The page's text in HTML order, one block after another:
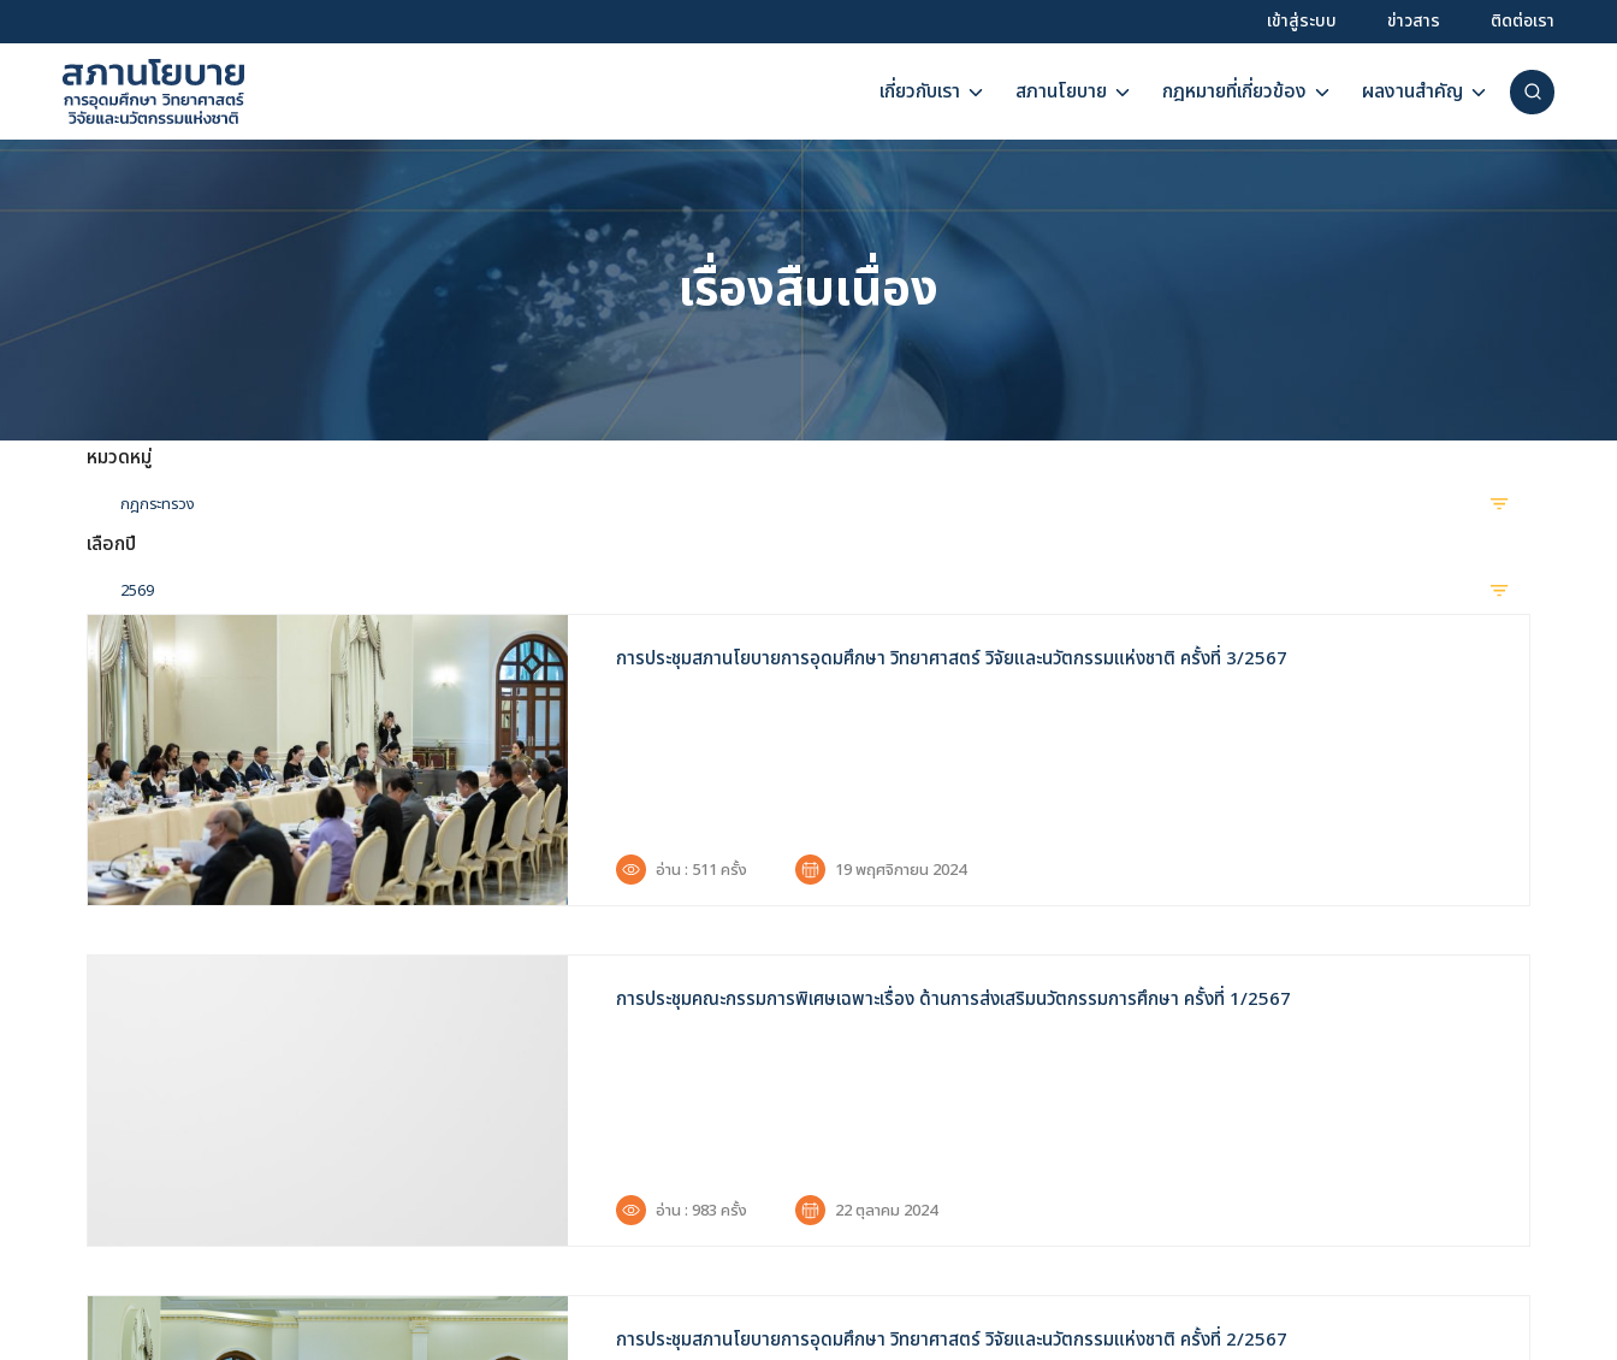
to
content
เข้าสู่ระบบ ข่าวสาร ติดต่อเรา
เกี่ยวกับเรา สภานโยบาย กฎหมายที่เกี่ยวข้อง ผลงานสำคัญ
เรื่องสืบเนื่อง
หมวดหมู่
กฎกระทรวง
เลือกปี
2569
การประชุมสภานโยบายการอุดมศึกษา วิทยาศาสตร์ วิจัยและนวัตกรรมแห่งชาติ ครั้งที่ 3/2567
อ่าน : 511 ครั้ง 19 พฤศจิกายน 2024
การประชุมคณะกรรมการพิเศษเฉพาะเรื่อง ด้านการส่งเสริมนวัตกรรมการศึกษา ครั้งที่ 1/2567
อ่าน : 983 ครั้ง 22 ตุลาคม 2024
การประชุมสภานโยบายการอุดมศึกษา วิทยาศาสตร์ วิจัยและนวัตกรรมแห่งชาติ ครั้งที่ 2/2567